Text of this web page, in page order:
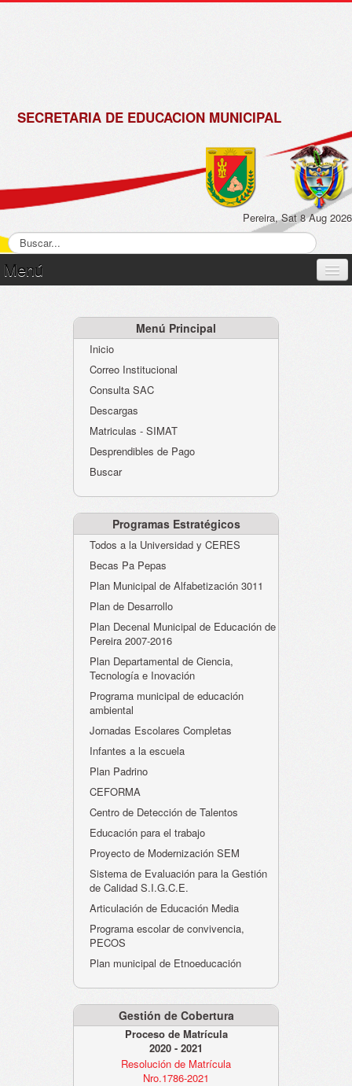
SECRETARIA DE EDUCACION MUNICIPAL
Pereira, Sat 8 Aug 2026
Menú
Atención al Ciudadano
Instituciones Educativas
Despacho Secretaría
Evaluación desempeño
Humano-Cesantías
Menú Principal
Inicio
Correo Institucional
Consulta SAC
Descargas
Matriculas - SIMAT
Desprendibles de Pago
Buscar
Programas Estratégicos
Todos a la Universidad y CERES
Becas Pa Pepas
Plan Municipal de Alfabetización 3011
Plan de Desarrollo
Plan Decenal Municipal de Educación de
Pereira 2007-2016
Plan Departamental de Ciencia,
Tecnología e Inovación
Programa municipal de educación
ambiental
Jornadas Escolares Completas
Infantes a la escuela
Plan Padrino
CEFORMA
Centro de Detección de Talentos
Educación para el trabajo
Proyecto de Modernización SEM
Sistema de Evaluación para la Gestión
de Calidad S.I.G.C.E.
Articulación de Educación Media
Programa escolar de convivencia,
PECOS
Plan municipal de Etnoeducación
Gestión de Cobertura
Proceso de Matrícula
2020 - 2021
Resolución de Matrícula
Nro.1786-2021
de